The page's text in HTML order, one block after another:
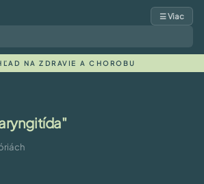
☰ Viac
NA ZDRAVIE A CHOROBU